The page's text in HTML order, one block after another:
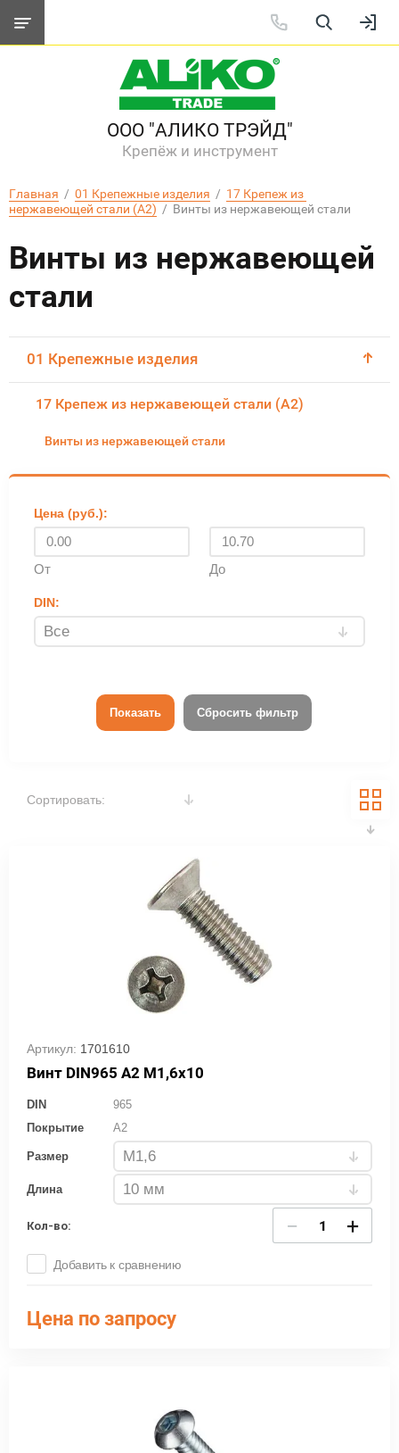
ООО "АЛИКО ТРЭЙД"
Крепёж и инструмент
Главная
  /
01 Крепежные изделия
  /
17 Крепеж из
нержавеющей стали (А2)
  /  Винты из нержавеющей стали
Винты из нержавеющей
стали
01 Крепежные изделия
17 Крепеж из нержавеющей стали (А2)
Винты из нержавеющей стали
Цена (руб.):
От До
DIN:
Показать Сбросить фильтр
Сортировать:
Артикул: 1701610
Винт DIN965 A2 M1,6х10
DIN
965
Покрытие
A2
Размер
Длина
Кол-во: − +
Добавить к сравнению
Цена по запросу